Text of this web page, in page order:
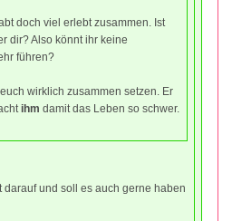
doch viel erlebt zusammen. Ist
dir? Also könnt ihr keine
führen?
wirklich zusammen setzen. Er
ihm damit das Leben so schwer.
und soll es auch gerne haben